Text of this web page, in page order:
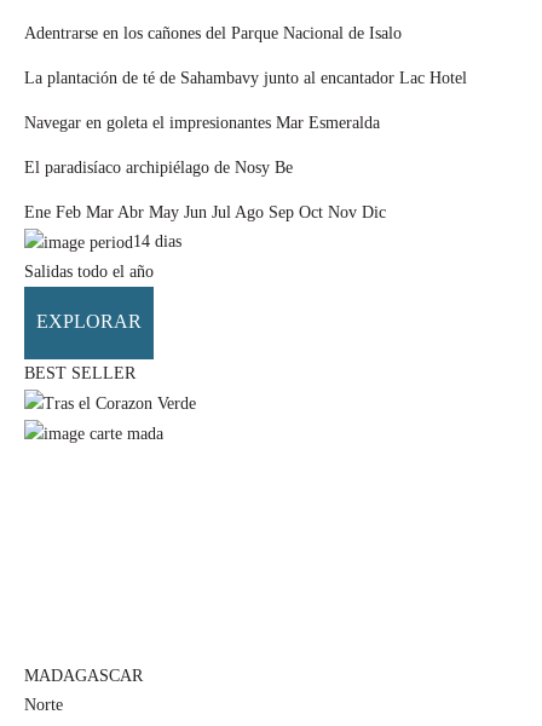
Adentrarse en los cañones del Parque Nacional de Isalo
La plantación de té de Sahambavy junto al encantador Lac Hotel
Navegar en goleta el impresionantes Mar Esmeralda
El paradisíaco archipiélago de Nosy Be
Ene Feb Mar Abr May Jun Jul Ago Sep Oct Nov Dic
14 dias
Salidas todo el año
EXPLORAR
BEST SELLER
MADAGASCAR
Norte